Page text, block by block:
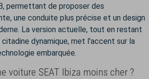
permettant de proposer des
une conduite plus précise et un design
La version actuelle, tout en restant
dynamique, met l'accent sur la
embarquée.
voiture SEAT Ibiza moins cher ?